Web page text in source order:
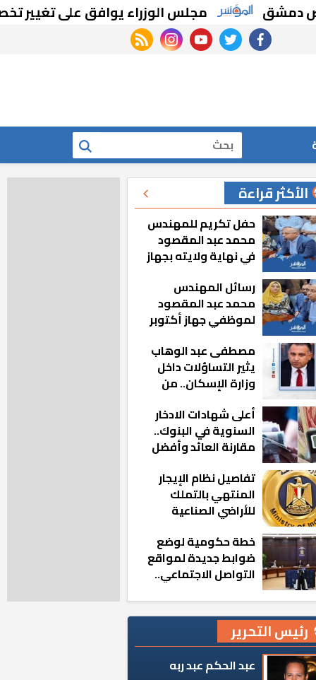
مجلس الوزراء يوافق على تغيير تخصيص
facebook
twitter
youtube
instagram
rss feed
بحث
الأكثر قراءة
حفل تكريم للمهندس
محمد عبد المقصود
في نهاية ولايته بجهاز
رسائل المهندس
محمد عبد المقصود
لموظفي جهاز أكتوبر
مشيت والمدينة
رجعت للخلف»
مصطفى عبد الوهاب
يثير التساؤلات داخل
وزارة الإسكان.. من
المناصب؟
أعلى شهادات الادخار
السنوية في البنوك..
مقارنة العائد وأفضل
تفاصيل نظام الإيجار
المنتهي بالتملك
للأراضي الصناعية
خطة حكومية لوضع
ضوابط جديدة لمواقع
التواصل الاجتماعي..
رئيس التحرير
عبد الحكم عبد ربه